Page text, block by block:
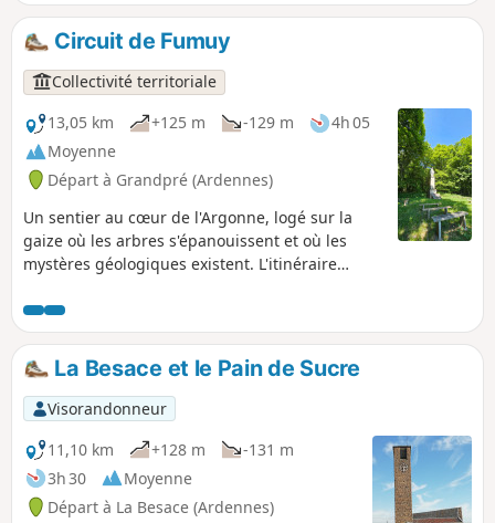
pour découvrir les principales positions où se sont déroulés
les actes héroïques de York qui sauvèrent le bataillon de
l'anéantissement et conduisirent au retrait allemand de la
Forêt d'Argonne.
Circuit de Fumuy
Collectivité territoriale
13,05 km
+125 m -129 m
4h 05
Moyenne
Départ à Grandpré (Ardennes)
Un sentier au cœur de l'Argonne, logé sur la
gaize où les arbres s'épanouissent et où les
mystères géologiques existent. L'itinéraire
davantage sur des formations karstiques
appelées "gouffres".
La Besace et le Pain de Sucre
Visorandonneur
11,10 km
+128 m
-131 m
3h 30
Moyenne
Départ à La Besace (Ardennes)